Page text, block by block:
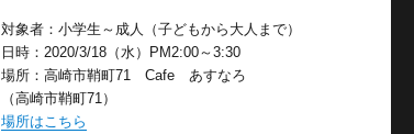
対象者：小学生～成人（子どもから大人まで）
日時：2020/3/18（水）PM2:00～3:30
場所：高崎市鞘町71 Cafe あすなろ
（高崎市鞘町71）
場所はこちら